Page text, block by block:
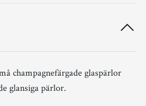
champagnefärgade glaspärlor
glansiga pärlor.